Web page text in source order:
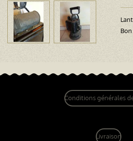
Conditions générales
Livraison